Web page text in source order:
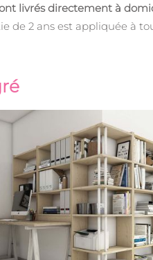
livrés directement à
de 2 ans est appliquée à